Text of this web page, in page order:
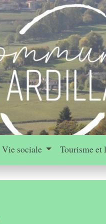
Vie sociale Tourisme et